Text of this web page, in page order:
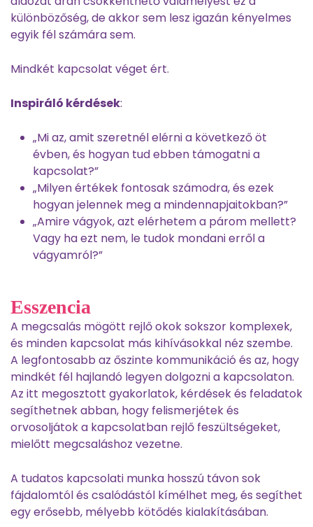
különbözőség, de akkor sem lesz igazán kényelmes
egyik fél számára sem.
Mindkét kapcsolat véget ért.
Inspiráló kérdések:
„Mi az, amit szeretnél elérni a következő öt
évben, és hogyan tud ebben támogatni a
kapcsolat?”
„Milyen értékek fontosak számodra, és ezek
hogyan jelennek meg a mindennapjaitokban?”
„Amire vágyok, azt elérhetem a párom mellett?
Vagy ha ezt nem, le tudok mondani erről a
vágyamról?”
Esszencia
A megcsalás mögött rejlő okok sokszor komplexek,
és minden kapcsolat más kihívásokkal néz szembe.
A legfontosabb az őszinte kommunikáció és az, hogy
mindkét fél hajlandó legyen dolgozni a kapcsolaton.
Az itt megosztott gyakorlatok, kérdések és feladatok
segíthetnek abban, hogy felismerjétek és
orvosoljátok a kapcsolatban rejlő feszültségeket,
mielőtt megcsaláshoz vezetne.
A tudatos kapcsolati munka hosszú távon sok
fájdalomtól és csalódástól kímélhet meg, és segíthet
egy erősebb, mélyebb kötődés kialakításában.